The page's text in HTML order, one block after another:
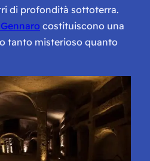
di profondità sottoterra.
costituiscono una
tanto misterioso quanto